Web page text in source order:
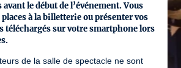
le début de l’événement. Vous
à la billetterie ou présenter vos
téléchargés sur votre smartphone lors
de la salle de spectacle ne sont